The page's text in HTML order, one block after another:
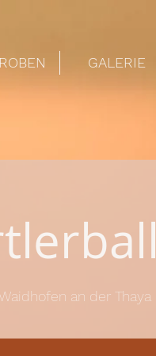
GALERIE
an der Thaya